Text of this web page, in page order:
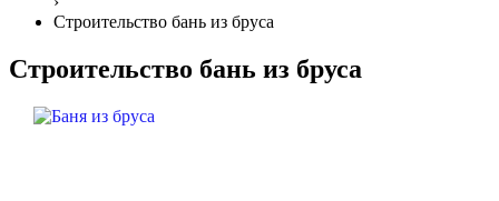
Строительство бань из бруса
Строительство бань из бруса